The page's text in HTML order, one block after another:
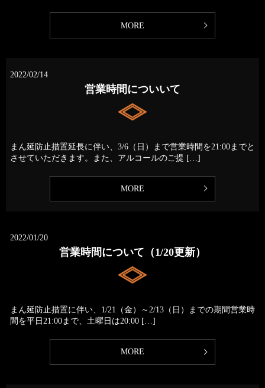
MORE
2022/02/14
営業時間についいて
まん延防止措置延長に伴い、3/6（日）まで営業時間を21:00までと
させていただきます。また、アルコールのご提 […]
MORE
2022/01/20
営業時間について（1/20更新）
まん延防止措置に伴い、1/21（金）～2/13（日）までの期間営業時
間を平日21:00まで、土曜日は20:00 […]
MORE